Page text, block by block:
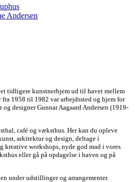
Andersen
tidligere kunstnerhjem ud til havet mellem
1958 til 1982 var arbejdssted og hjem for
designer Gunnar Aagaard Andersen (1919-
café og væksthus. Her kan du opleve
arkitektur og design, deltage i
kreative workshops, nyde god mad i vores
eller gå på opdagelse i haven og på
under udstillinger og arrangementer.